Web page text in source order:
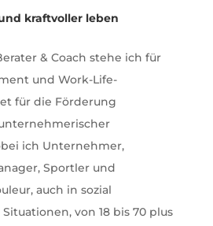
kraftvoller leben
& Coach stehe ich für
und Work-Life-
für die Förderung
ich Unternehmer,
Sportler und
auch in sozial
von 18 bis 70 plus